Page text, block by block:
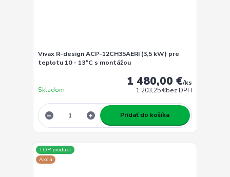
Vivax R-design ACP-12CH35AERI (3,5 kW) pre
teplotu 10 - 13°C s montážou
1 480,00 €/ks
1 203,25 €bez DPH
Skladom
Pridať do košíka
TOP produkt
Akcia